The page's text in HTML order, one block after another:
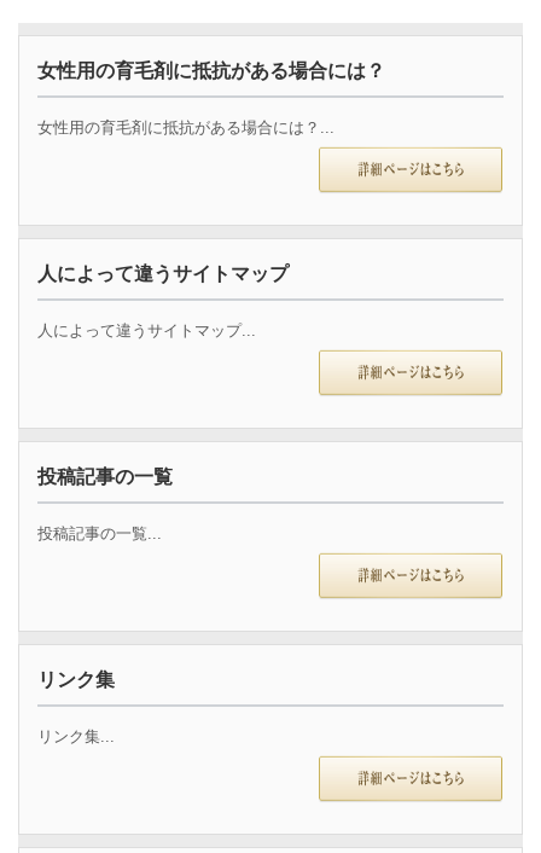
女性用の育毛剤に抵抗がある場合には？
女性用の育毛剤に抵抗がある場合には？...
人によって違うサイトマップ
人によって違うサイトマップ...
投稿記事の一覧
投稿記事の一覧...
リンク集
リンク集...